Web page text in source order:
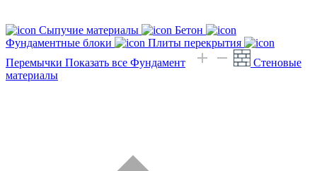
Сыпучие материалы
Бетон
Фундаментные блоки
Плиты перекрытия
Перемычки Показать все Фундамент
Стеновые
материалы